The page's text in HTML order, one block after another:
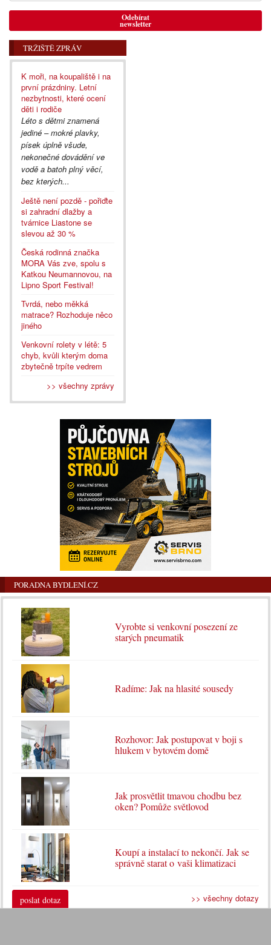
Odebírat
newsletter
TRŽIŠTĚ ZPRÁV
K moři, na koupaliště i na
první prázdniny. Letní
nezbytnosti, které ocení
děti i rodiče
Léto s dětmi znamená
jediné – mokré plavky,
písek úplně všude,
nekonečné dovádění ve
vodě a batoh plný věcí,
bez kterých...
Ještě není pozdě - pořiďte
si zahradní dlažby a
tvárnice Liastone se
slevou až 30 %
Česká rodinná značka
MORA Vás zve, spolu s
Katkou Neumannovou, na
Lipno Sport Festival!
Tvrdá, nebo měkká
matrace? Rozhoduje něco
jiného
Venkovní rolety v létě: 5
chyb, kvůli kterým doma
zbytečně trpíte vedrem
>> všechny zprávy
PORADNA BYDLENÍ.CZ
Vyrobte si venkovní posezení ze
starých pneumatik
Radíme: Jak na hlasité sousedy
Rozhovor: Jak postupovat v boji s
hlukem v bytovém domě
Jak prosvětlit tmavou chodbu bez
oken? Pomůže světlovod
Koupí a instalací to nekončí. Jak se
správně starat o vaši klimatizaci
poslat dotaz >> všechny dotazy